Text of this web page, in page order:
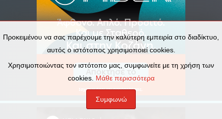
Προκειμένου να σας παρέχουμε την καλύτερη εμπειρία στο διαδίκτυο,
αυτός ο ιστότοπος χρησιμοποιεί cookies.
Χρησιμοποιώντας τον ιστότοπο μας, συμφωνείτε με τη χρήση των
cookies. Μάθε περισσότερα
Συμφωνώ